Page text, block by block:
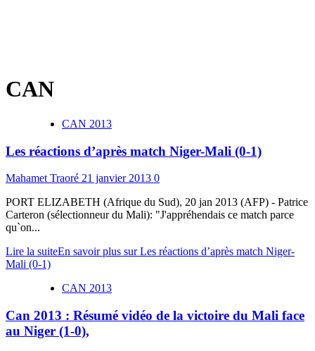
CAN
CAN 2013
Les réactions d’après match Niger-Mali (0-1)
Mahamet Traoré 21 janvier 2013 0
PORT ELIZABETH (Afrique du Sud), 20 jan 2013 (AFP) - Patrice
Carteron (sélectionneur du Mali): "J'appréhendais ce match parce
qu`on...
Lire la suiteEn savoir plus sur Les réactions d’après match Niger-
Mali (0-1)
CAN 2013
Can 2013 : Résumé vidéo de la victoire du Mali face
au Niger (1-0),